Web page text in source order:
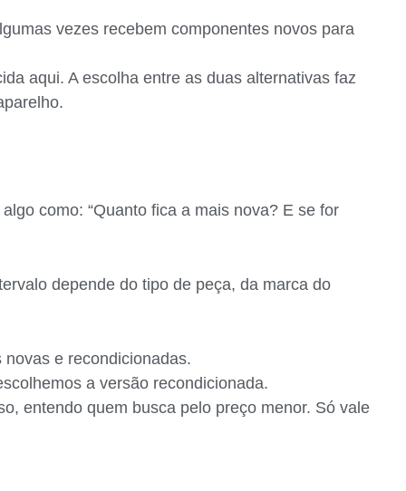
vezes recebem componentes novos para
aqui. A escolha entre as duas alternativas faz
como: “Quanto fica a mais nova? E se for
depende do tipo de peça, da marca do
e recondicionadas.
a versão recondicionada.
entendo quem busca pelo preço menor. Só vale